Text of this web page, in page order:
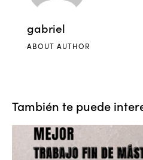
gabriel
ABOUT AUTHOR
También te puede